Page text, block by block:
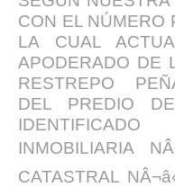
CON EL NÚMERO
LA CUAL
APODERADO DE
RESTREPO
DEL PREDIO
INMOBILIARIA
CATASTRAL